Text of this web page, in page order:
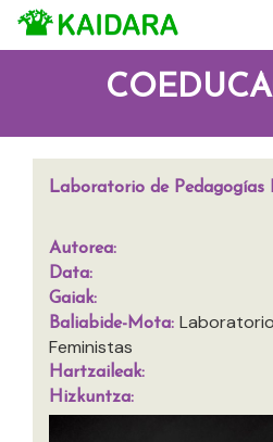
Laboratorio de Pedagogías
Autorea:
Data:
Gaiak:
Baliabide-Mota:
Feministas
Hartzaileak:
Hizkuntza: